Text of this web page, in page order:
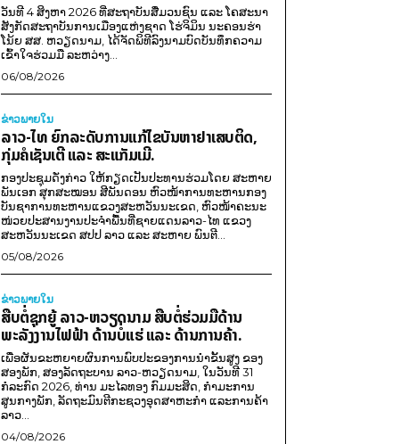
ວັນທີ 4 ສິງຫາ 2026 ທີ່ສະຖາບັນສື່ມວນຊົນ ແລະ ໂຄສະນາ
ສັງກັດສະຖາບັນການເມືອງແຫ່ງຊາດ ໂຮ່ຈິມິນ ນະຄອນຮ່າ
ໂນ້ຍ ສສ. ຫວຽດນາມ, ໄດ້ຈັດພິທີລົງນາມບົດບັນທຶກຄວາມ
ເຂົ້າໃຈຮ່ວມມື ລະຫວ່າງ...
06/08/2026
ຂ່າວພາຍ​ໃນ
ລາວ-ໄທ ຍົກລະດັບການແກ້ໄຂບັນຫາຢາເສບຕິດ,
ກຸ່ມຄໍເຊັນເຕີ ແລະ ສະແກັມເມີ.
ກອງປະຊຸມດັ່ງກ່າວ ໃຫ້ກຽດເປັນປະທານຮ່ວມໂດຍ ສະຫາຍ
ພັນເອກ ສຸກສະໝອນ ສີພັນດອນ ຫົວໜ້າການທະຫານກອງ
ບັນຊາການທະຫານແຂວງສະຫວັນນະເຂດ, ຫົວໜ້າຄະນະ
ໜ່ວຍປະສານງານປະຈຳພື້ນທີ່ຊາຍແດນລາວ-ໄທ ແຂວງ
ສະຫວັນນະເຂດ ສປປ ລາວ ແລະ ສະຫາຍ ພົນຕີ...
05/08/2026
ຂ່າວພາຍ​ໃນ
ສືບຕໍ່ຊຸກຍູ້ ລາວ-ຫວຽດນາມ ສືບຕໍ່ຮ່ວມມືດ້ານ
ພະລັງງານໄຟຟ້າ ດ້ານບໍ່ແຮ່ ແລະ ດ້ານການຄ້າ.
ເພື່ອຜັນຂະຫຍາຍຜົນການພົບປະຂອງການນຳຂັ້ນສູງ ຂອງ
ສອງພັກ, ສອງລັດຖະບານ ລາວ-ຫວຽດນາມ, ໃນວັນທີ 31
ກໍລະກົດ 2026, ທ່ານ ມະໄລທອງ ກົມມະສິດ, ກຳມະການ
ສູນກາງພັກ, ລັດຖະມົນຕີກະຊວງອຸດສາຫະກຳ ແລະການຄ້າ
ລາວ...
04/08/2026